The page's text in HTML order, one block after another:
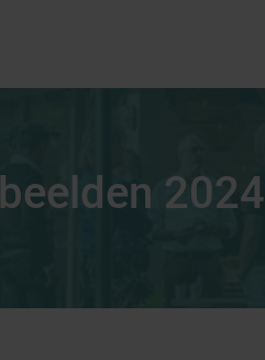
2024